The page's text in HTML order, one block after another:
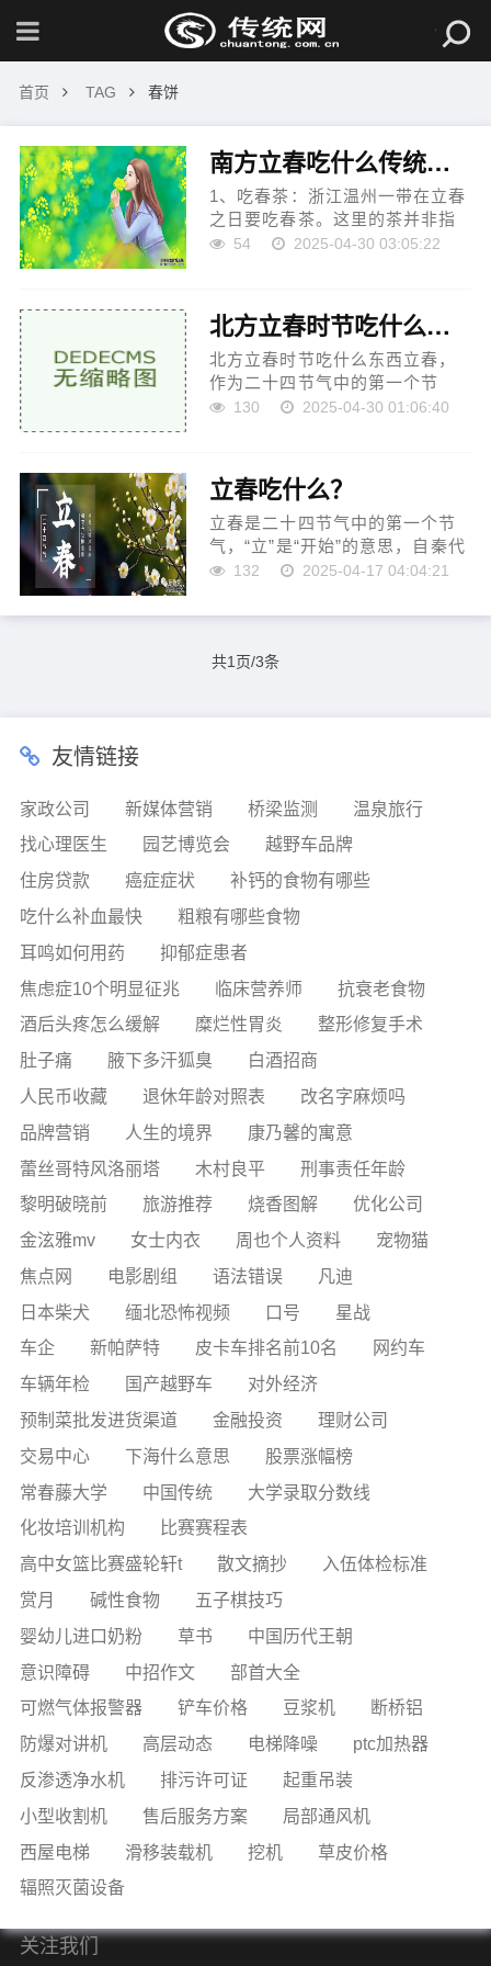
首页 TAG 春饼
南方立春吃什么传统食物 南方立春吃哪些传统食物
1、吃春茶：浙江温州一带在立春
之日要吃春茶。这里的茶并非指
茶叶，而是用朱栾切碎加上黑
茶要先...
54 2025-04-30 03:05:22
北方立春时节吃什么东西
北方立春时节吃什么东西立春，
作为二十四节气中的第一个节
气，饮食习俗多。那么北方立春
什么?...
130 2025-04-30 01:06:40
立春吃什么？
立春是二十四节气中的第一个节
气，“立”是“开始”的意思，自秦代
以来，中国就一直以立春作为春
132 2025-04-17 04:04:21
共1页/3条
友情链接
家政公司 新媒体营销 桥梁监测
温泉旅行
找心理医生
园艺博览会
越野车品牌
住房贷款
癌症症状
补钙的食物有哪些
吃什么补血最快
粗粮有哪些食物
耳鸣如何用药
抑郁症患者
焦虑症10个明显征兆
临床营养师
抗衰老食物
酒后头疼怎么缓解
糜烂性胃炎
整形修复手术
肚子痛
腋下多汗狐臭
白酒招商
人民币收藏
退休年龄对照表
改名字麻烦吗
品牌营销
人生的境界
康乃馨的寓意
蕾丝哥特风洛丽塔
木村良平
刑事责任年龄
黎明破晓前
旅游推荐 烧香图解
优化公司
金泫雅mv
女士内衣 周也个人资料
宠物猫
焦点网
电影剧组 语法错误
凡迪
日本柴犬
缅北恐怖视频 口号
星战
车企
新帕萨特 皮卡车排名前10名
网约车
车辆年检
国产越野车
对外经济
预制菜批发进货渠道
金融投资
理财公司
交易中心
下海什么意思
股票涨幅榜
常春藤大学
中国传统
大学录取分数线
化妆培训机构
比赛赛程表
高中女篮比赛盛轮轩t
散文摘抄
入伍体检标准
赏月
碱性食物
五子棋技巧
婴幼儿进口奶粉
草书
中国历代王朝
意识障碍
中招作文
部首大全
可燃气体报警器
铲车价格 豆浆机
断桥铝
防爆对讲机
高层动态 电梯降噪
ptc加热器
反渗透净水机
排污许可证
起重吊装
小型收割机
售后服务方案
局部通风机
西屋电梯
滑移装载机 挖机
草皮价格
辐照灭菌设备
关注我们